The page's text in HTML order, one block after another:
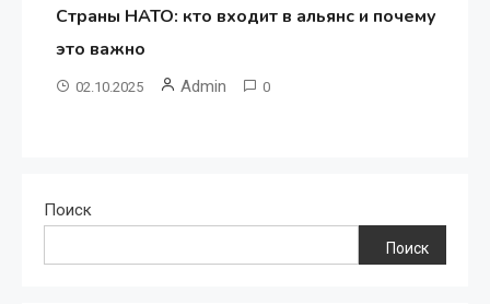
Страны НАТО: кто входит в альянс и почему
это важно
02.10.2025 Admin 0
Поиск
Поиск